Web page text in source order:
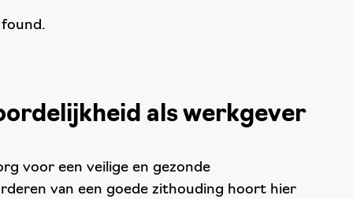
als werkgever
voor een veilige en gezonde
van een goede zithouding hoort hier